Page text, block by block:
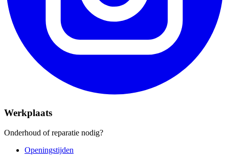
Werkplaats
Onderhoud of reparatie nodig?
Openingstijden